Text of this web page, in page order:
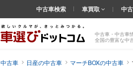
中古車・中古車
全国の豊富な中
中古車検索 車買取 中
中古車 日産の中古車 マーチBOXの中古車